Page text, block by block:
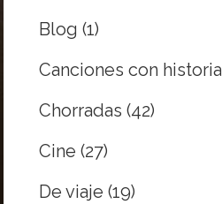
Blog (1)
Canciones con historia
Chorradas (42)
Cine (27)
De viaje (19)